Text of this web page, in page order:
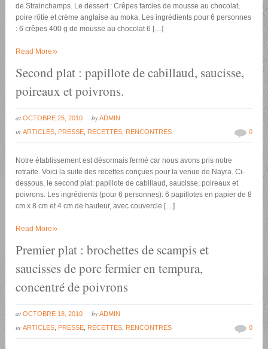
de Strainchamps. Le dessert : Crêpes farcies de mousse au chocolat,
poire rôtie et crème anglaise au moka. Les ingrédients pour 6 personnes
: 6 crêpes 400 g de mousse au chocolat 6 […]
Read More»
Second plat : papillote de cabillaud, saucisse,
poireaux et poivrons.
at OCTOBRE 25, 2010 byADMIN
inARTICLES PRESSE RECETTES RENCONTRES 0
Notre établissement est désormais fermé car nous avons pris notre
retraite. Voici la suite des recettes conçues pour la venue de Nayra. Ci-
dessous, le second plat: papillote de cabillaud, saucisse, poireaux et
poivrons. Les ingrédients (pour 6 personnes): 6 papillotes en papier de 8
cm x 8 cm et 4 cm de hauteur, avec couvercle […]
Read More»
Premier plat : brochettes de scampis et
saucisses de porc fermier en tempura,
concentré de poivrons
at OCTOBRE 18, 2010 byADMIN
inARTICLES PRESSE RECETTES RENCONTRES 0